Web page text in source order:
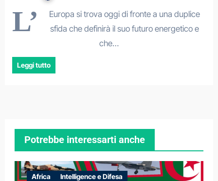
L’
Europa si trova oggi di fronte a una duplice
sfida che definirà il suo futuro energetico e
che…
Leggi tutto
Potrebbe interessarti anche
Africa Intelligence e Difesa